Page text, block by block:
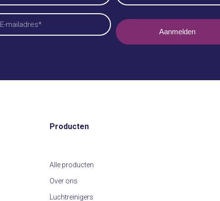
Producten
Alle producten
Over ons
Luchtreinigers